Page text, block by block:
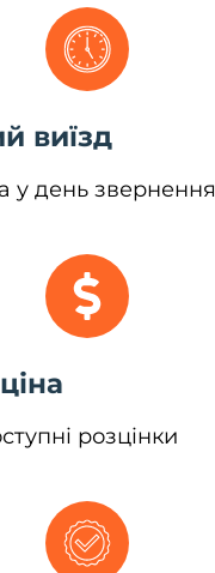
виїзд
у день звернення
розцінки